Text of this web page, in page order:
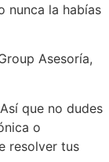
nunca la habías
Asesoría,
que no dudes
o
resolver tus